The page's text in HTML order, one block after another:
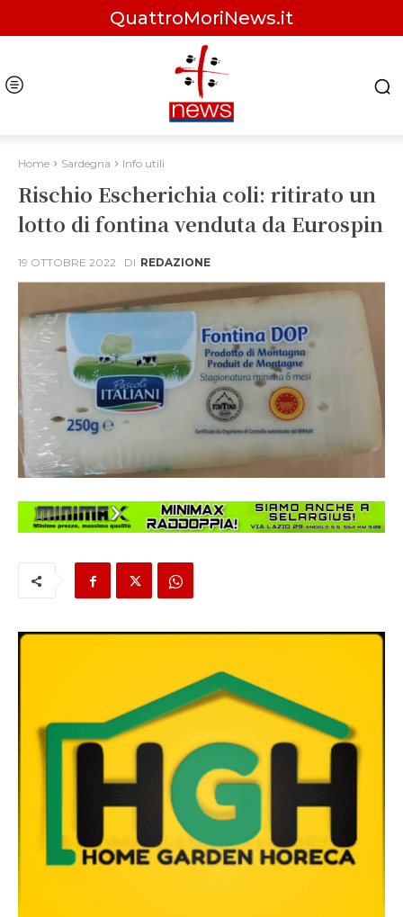
QuattroMoriNews.it
Home Sardegna Info utili
Rischio Escherichia coli: ritirato un
lotto di fontina venduta da Eurospin
19 OTTOBRE 2022 DI REDAZIONE